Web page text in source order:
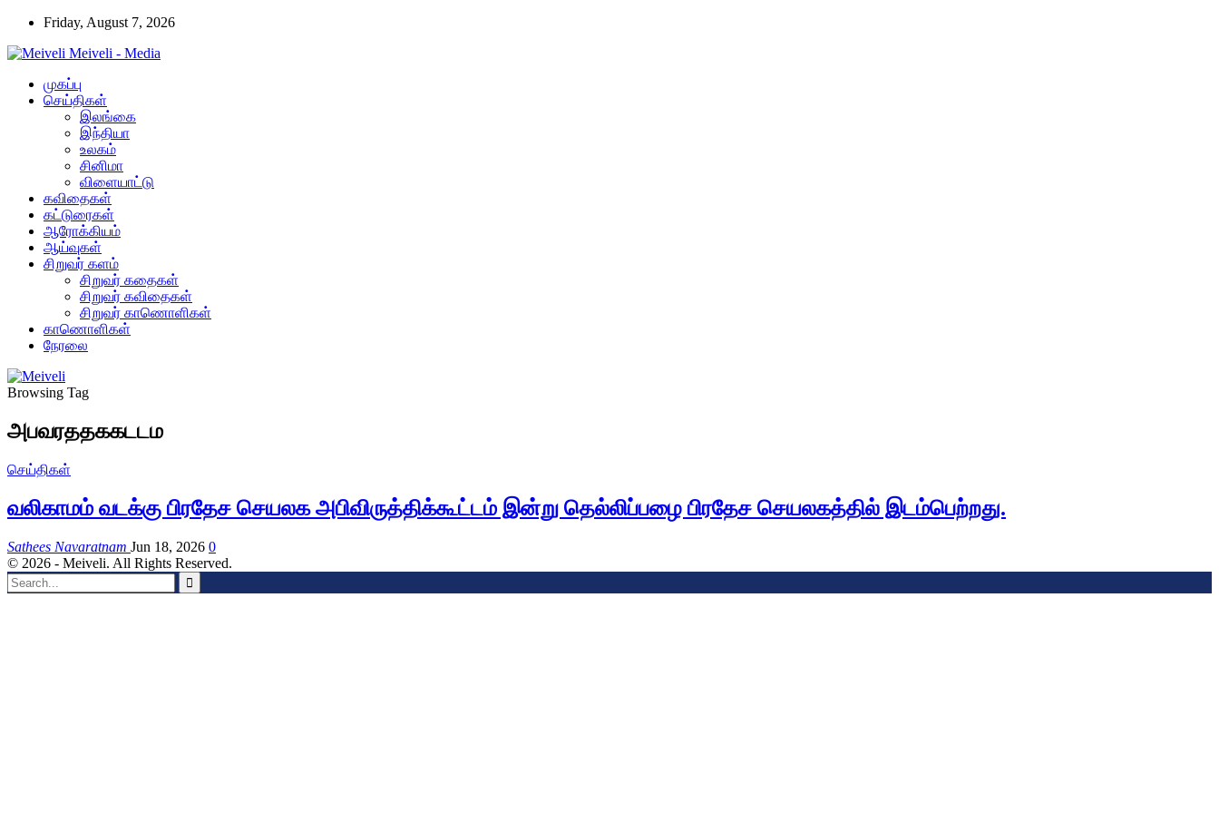
Friday, August 7, 2026
Meiveli - Media
முகப்பு
செய்திகள்
இலங்கை
இந்தியா
உலகம்
சினிமா
விளையாட்டு
கவிதைகள்
கட்டுரைகள்
ஆரோக்கியம்
ஆய்வுகள்
சிறுவர் களம்
சிறுவர் கதைகள்
சிறுவர் கவிதைகள்
சிறுவர் காணொளிகள்
காணொளிகள்
நேரலை
Browsing Tag
அபவரததககடடம
செய்திகள்
வலிகாமம் வடக்கு பிரதேச செயலக அபிவிருத்திக்கூட்டம் இன்று தெல்லிப்பழை பிரதேச செயலகத்தில் இடம்பெற்றது.
Sathees Navaratnam Jun 18, 2026 0
© 2026 - Meiveli. All Rights Reserved.